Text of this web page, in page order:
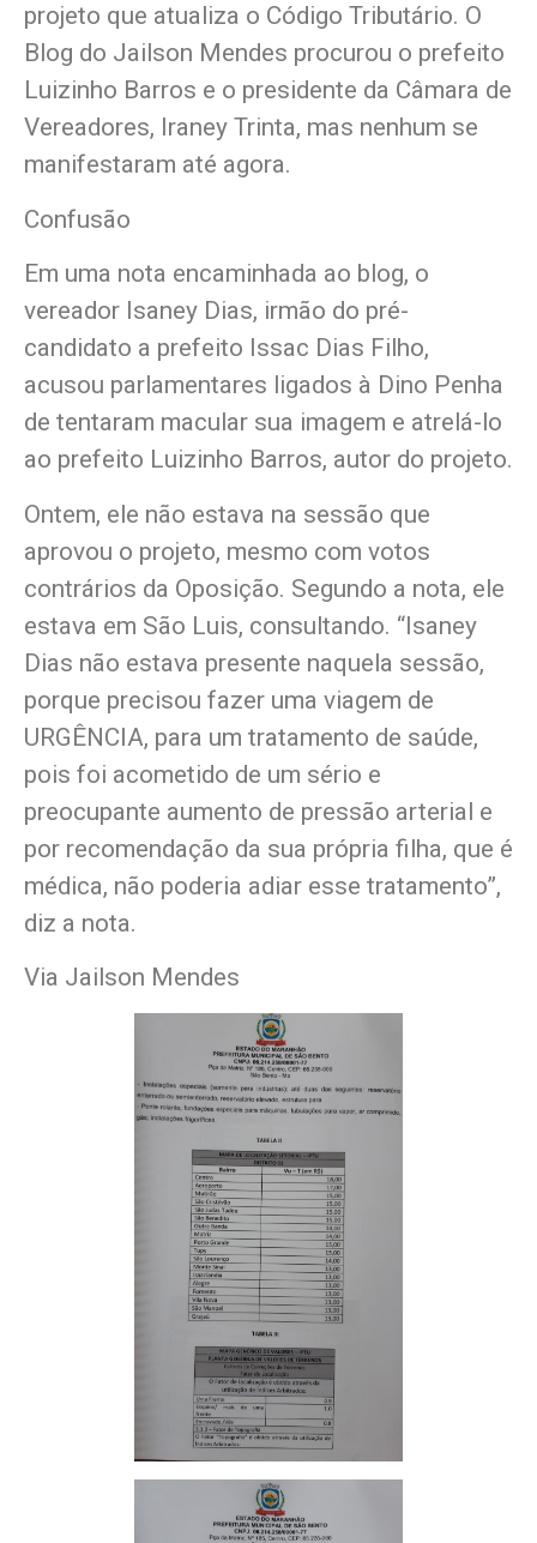
projeto que atualiza o Código Tributário. O
Blog do Jailson Mendes procurou o prefeito
Luizinho Barros e o presidente da Câmara de
Vereadores, Iraney Trinta, mas nenhum se
manifestaram até agora.
Confusão
Em uma nota encaminhada ao blog, o
vereador Isaney Dias, irmão do pré-
candidato a prefeito Issac Dias Filho,
acusou parlamentares ligados à Dino Penha
de tentaram macular sua imagem e atrelá-lo
ao prefeito Luizinho Barros, autor do projeto.
Ontem, ele não estava na sessão que
aprovou o projeto, mesmo com votos
contrários da Oposição. Segundo a nota, ele
estava em São Luis, consultando. “Isaney
Dias não estava presente naquela sessão,
porque precisou fazer uma viagem de
URGÊNCIA, para um tratamento de saúde,
pois foi acometido de um sério e
preocupante aumento de pressão arterial e
por recomendação da sua própria filha, que é
médica, não poderia adiar esse tratamento”,
diz a nota.
Via Jailson Mendes